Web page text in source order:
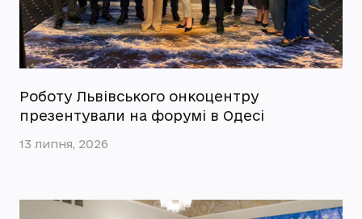
Роботу Львівського онкоцентру
презентували на форумі в Одесі
13 липня, 2026